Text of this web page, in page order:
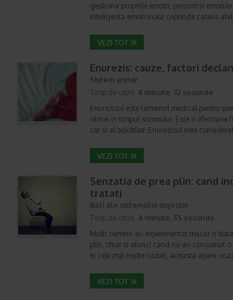
gestiona propriile emotii, precum si
inteligenta emotionala cuprinde cateva
Enurezis: cauze, factori
Sistem urinar
Timp de citire: 4 minute, 32 secunde
Enurezisul este termenul medical pentru
obicei in timpul somnului. Este o afectiune
cat si al adultilor. Enurezisul este
Senzatia de prea plin: cand
tratati
Boli ale sistemului digestiv
Timp de citire: 4 minute, 55 secunde
Multi oameni au experimentat macar o
plin, chiar si atunci cand nu au consumat
In cele mai multe cazuri, aceasta apare